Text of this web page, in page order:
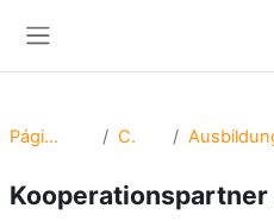
Página Principal Cursos